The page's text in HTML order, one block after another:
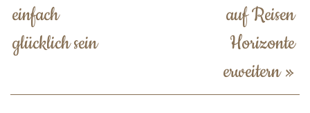
einfach
glücklich sein
auf Reisen
Horizonte
erweitern»